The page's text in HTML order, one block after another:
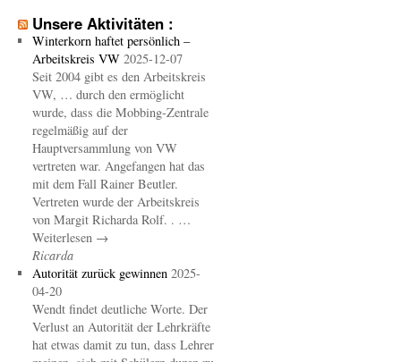
Unsere Aktivitäten :
Winterkorn haftet persönlich –
Arbeitskreis VW 2025-12-07
Seit 2004 gibt es den Arbeitskreis
VW, … durch den ermöglicht
wurde, dass die Mobbing-Zentrale
regelmäßig auf der
Hauptversammlung von VW
vertreten war. Angefangen hat das
mit dem Fall Rainer Beutler.
Vertreten wurde der Arbeitskreis
von Margit Richarda Rolf. . …
Weiterlesen →
Ricarda
Autorität zurück gewinnen 2025-
04-20
Wendt findet deutliche Worte. Der
Verlust an Autorität der Lehrkräfte
hat etwas damit zu tun, dass Lehrer